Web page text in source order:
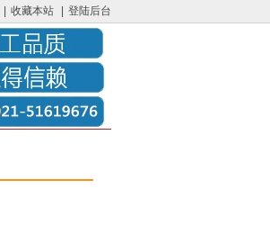
收藏本站 登陆后台